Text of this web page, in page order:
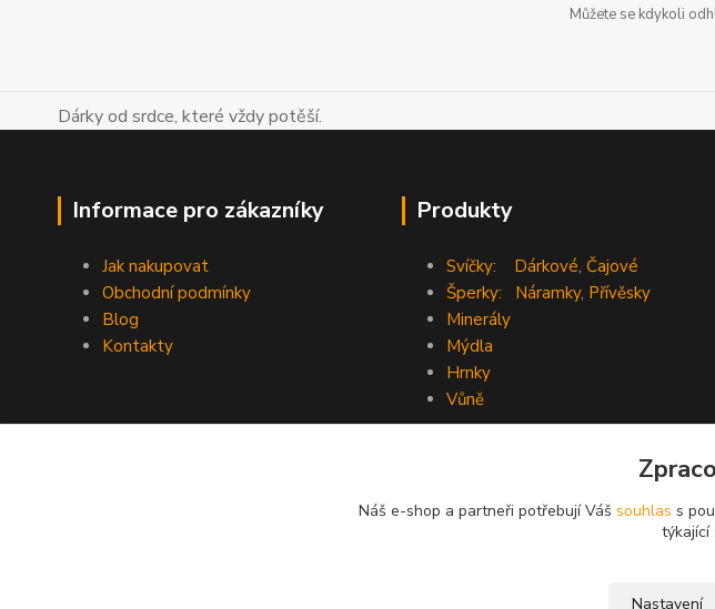
Můžete se kdykoli
Dárky od srdce, které vždy potěší.
Informace pro zákazníky
Jak nakupovat
Obchodní podmínky
Blog
Kontakty
Produkty
Svíčky: Dárkové, Čajové
Šperky:
Náramky, Přívěsky
Minerály
Mýdla
Hrnky
Vůně
Náš e-shop a partneři potřebují Váš souhlas s
týkající
Nastavení